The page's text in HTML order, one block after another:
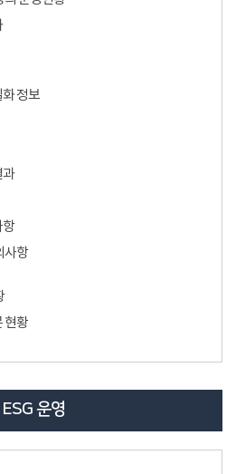
정보
과
항
사항
현황
ESG 운영